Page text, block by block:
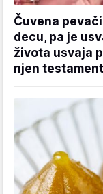
Čuvena
decu, pa je
života usvaja
njen